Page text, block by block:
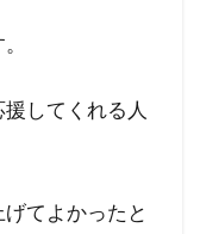
してくれる人
てよかったと